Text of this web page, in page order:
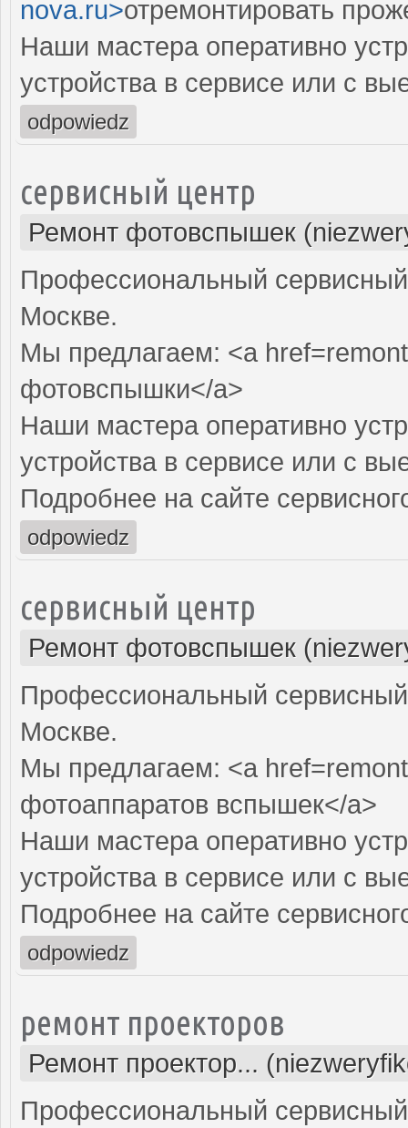
nova.ru>отремонтировать
Наши мастера оперативно
устройства в сервисе или с
odpowiedz
сервисный центр
Ремонт фотовспышек
Профессиональный
Москве.
Мы предлагаем: <a
фотовспышки</a>
Наши мастера оперативно
устройства в сервисе или с
Подробнее на сайте
odpowiedz
сервисный центр
Ремонт фотовспышек
Профессиональный
Москве.
Мы предлагаем: <a
фотоаппаратов вспышек</a>
Наши мастера оперативно
устройства в сервисе или с
Подробнее на сайте
odpowiedz
ремонт проекторов
Ремонт проектор...
Профессиональный